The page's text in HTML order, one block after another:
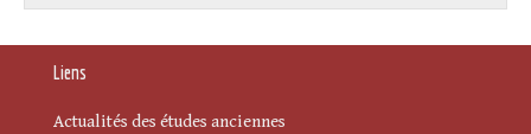
Liens
Actualités des études anciennes